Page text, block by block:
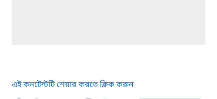
এই কনটেন্টটি শেয়ার করতে ক্লিক করুন